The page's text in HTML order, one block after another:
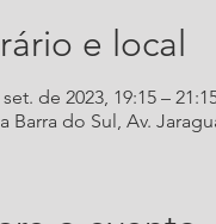
e local
de 2023, 19:15 –
Barra do Sul, Av.